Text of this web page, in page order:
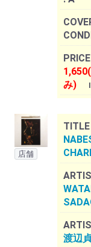
み)
店舗
渡辺